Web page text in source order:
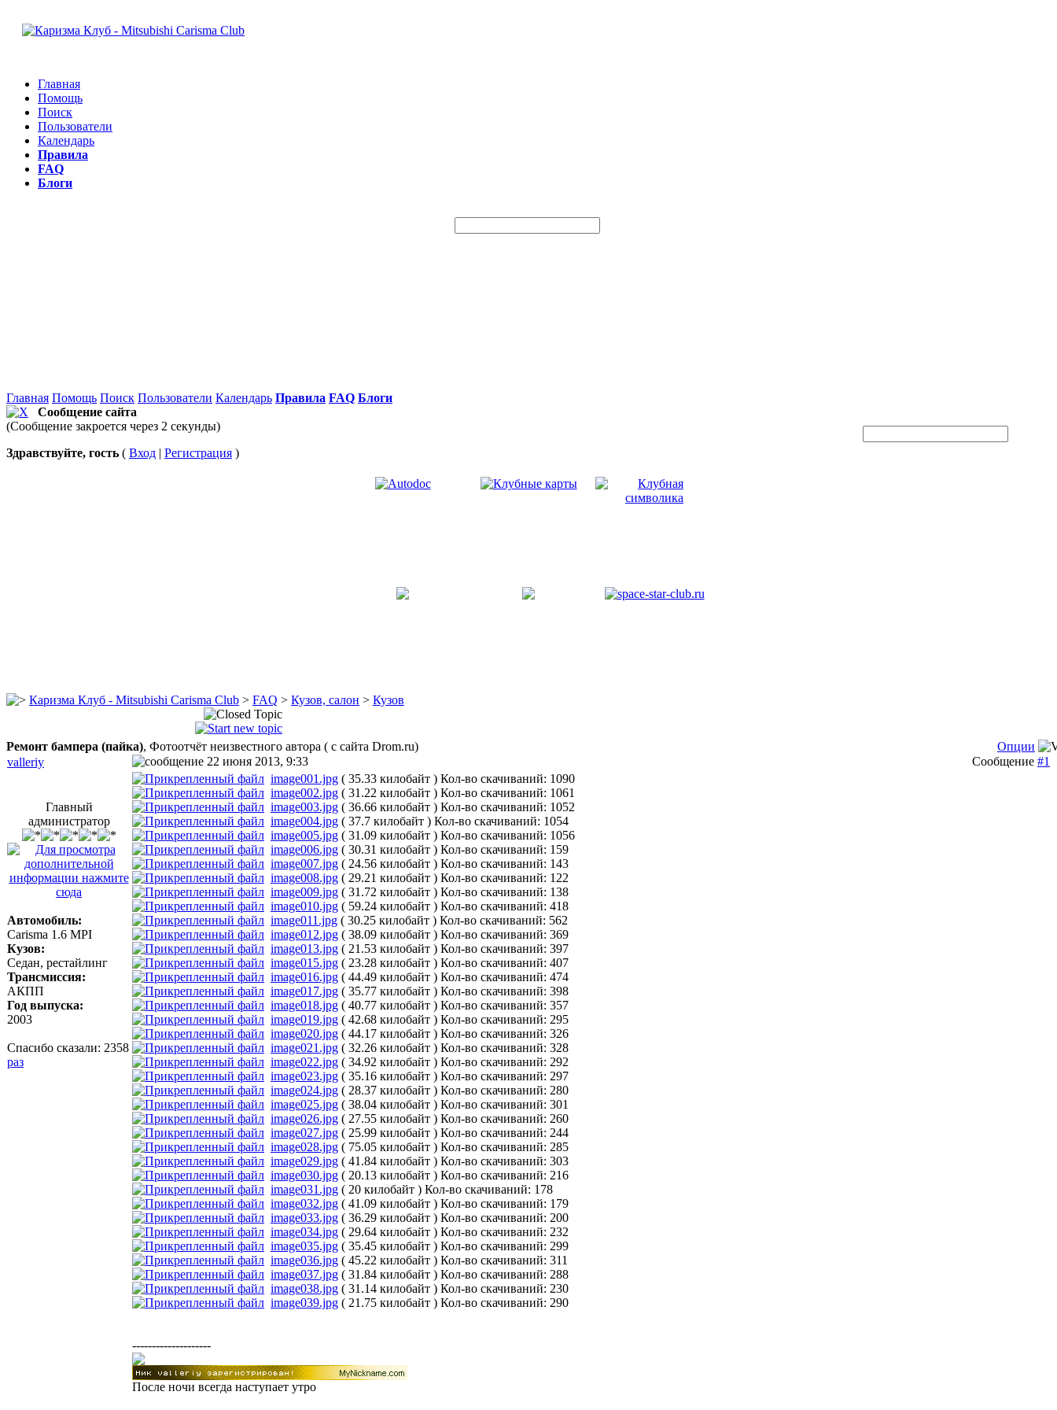
Главная
Помощь
Поиск
Пользователи
Календарь
Правила
FAQ
Блоги
Главная Помощь Поиск Пользователи Календарь Правила FAQ Блоги
Сообщение сайта
(Сообщение закроется через 2 секунды)
Здравствуйте, гость ( Вход | Регистрация )
Каризма Клуб - Mitsubishi Carisma Club > FAQ > Кузов, салон > Кузов
Ремонт бампера (пайка), Фотоотчёт неизвестного автора ( с сайта Drom.ru)
Опции
valleriy
22 июня 2013, 9:33 Сообщение #1
Главный
администратор
Автомобиль:
Carisma 1.6 MPI
Кузов:
Седан, рестайлинг
Трансмиссия:
АКПП
Год выпуска:
2003
Спасибо сказали: 2358
раз
image001.jpg ( 35.33 килобайт ) Кол-во скачиваний: 1090
image002.jpg ( 31.22 килобайт ) Кол-во скачиваний: 1061
image003.jpg ( 36.66 килобайт ) Кол-во скачиваний: 1052
image004.jpg ( 37.7 килобайт ) Кол-во скачиваний: 1054
image005.jpg ( 31.09 килобайт ) Кол-во скачиваний: 1056
image006.jpg ( 30.31 килобайт ) Кол-во скачиваний: 159
image007.jpg ( 24.56 килобайт ) Кол-во скачиваний: 143
image008.jpg ( 29.21 килобайт ) Кол-во скачиваний: 122
image009.jpg ( 31.72 килобайт ) Кол-во скачиваний: 138
image010.jpg ( 59.24 килобайт ) Кол-во скачиваний: 418
image011.jpg ( 30.25 килобайт ) Кол-во скачиваний: 562
image012.jpg ( 38.09 килобайт ) Кол-во скачиваний: 369
image013.jpg ( 21.53 килобайт ) Кол-во скачиваний: 397
image015.jpg ( 23.28 килобайт ) Кол-во скачиваний: 407
image016.jpg ( 44.49 килобайт ) Кол-во скачиваний: 474
image017.jpg ( 35.77 килобайт ) Кол-во скачиваний: 398
image018.jpg ( 40.77 килобайт ) Кол-во скачиваний: 357
image019.jpg ( 42.68 килобайт ) Кол-во скачиваний: 295
image020.jpg ( 44.17 килобайт ) Кол-во скачиваний: 326
image021.jpg ( 32.26 килобайт ) Кол-во скачиваний: 328
image022.jpg ( 34.92 килобайт ) Кол-во скачиваний: 292
image023.jpg ( 35.16 килобайт ) Кол-во скачиваний: 297
image024.jpg ( 28.37 килобайт ) Кол-во скачиваний: 280
image025.jpg ( 38.04 килобайт ) Кол-во скачиваний: 301
image026.jpg ( 27.55 килобайт ) Кол-во скачиваний: 260
image027.jpg ( 25.99 килобайт ) Кол-во скачиваний: 244
image028.jpg ( 75.05 килобайт ) Кол-во скачиваний: 285
image029.jpg ( 41.84 килобайт ) Кол-во скачиваний: 303
image030.jpg ( 20.13 килобайт ) Кол-во скачиваний: 216
image031.jpg ( 20 килобайт ) Кол-во скачиваний: 178
image032.jpg ( 41.09 килобайт ) Кол-во скачиваний: 179
image033.jpg ( 36.29 килобайт ) Кол-во скачиваний: 200
image034.jpg ( 29.64 килобайт ) Кол-во скачиваний: 232
image035.jpg ( 35.45 килобайт ) Кол-во скачиваний: 299
image036.jpg ( 45.22 килобайт ) Кол-во скачиваний: 311
image037.jpg ( 31.84 килобайт ) Кол-во скачиваний: 288
image038.jpg ( 31.14 килобайт ) Кол-во скачиваний: 230
image039.jpg ( 21.75 килобайт ) Кол-во скачиваний: 290
--------------------
После ночи всегда наступает утро